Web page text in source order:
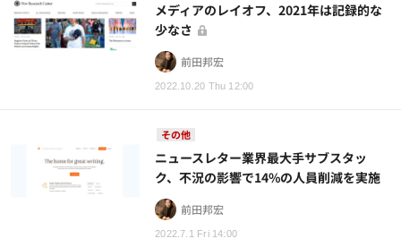
2022.10.20 Thu 12:00
メディアのレイオフ、2021年は記録的な
少なさ
前田邦宏
その他
2022.7.1 Fri 14:00
ニュースレター業界最大手サブスタッ
ク、不況の影響で14%の人員削減を実施
前田邦宏